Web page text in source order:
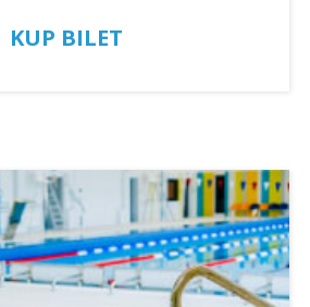
KUP BILET